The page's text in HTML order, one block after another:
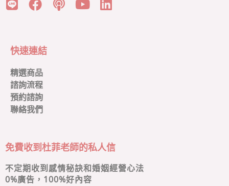
快速連結
精選商品
諮詢流程
預約諮詢
聯絡我們
免費收到杜菲老師的私人信
不定期收到感情秘訣和婚姻經營心法
0%廣告，100%好內容